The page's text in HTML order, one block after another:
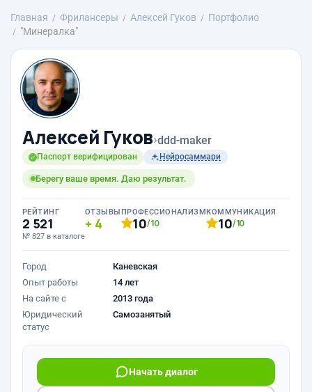
Главная Фрилансеры Алексей Гуков
Портфолио
"Минералка"
Алексей Гуков›ddd-maker
Паспорт верифицирован Нейросаммари
Берегу ваше время. Даю результат.
РЕЙТИНГ
2 521
№ 827 в каталоге
ОТЗЫВЫ
4
ПРОФЕССИОНАЛИЗМ
10/10
КОММУНИКАЦИЯ
10/10
Город
Каневская
Опыт работы
14 лет
На сайте с
2013 года
Юридический
статус
Самозанятый
Начать диалог